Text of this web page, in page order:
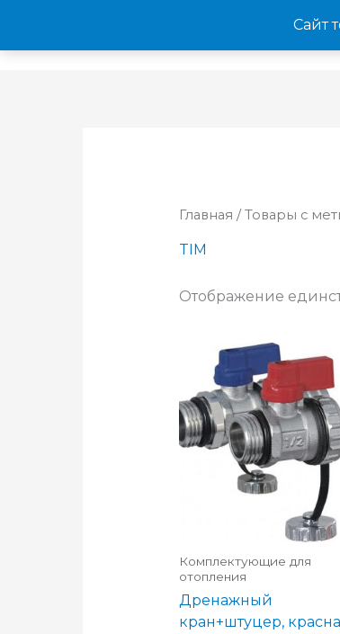
Сайт
содержимому
Главная / Товары с
TIM
Отображение
Комплектующие для
отопления
Дренажный
кран+штуцер,